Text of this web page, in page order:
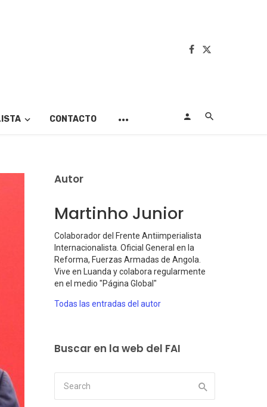
CONTACTO
Autor
Martinho Junior
Colaborador del Frente Antiimperialista
Internacionalista. Oficial General en la
Reforma, Fuerzas Armadas de Angola.
Vive en Luanda y colabora regularmente
en el medio "Página Global"
Todas las entradas del autor
Buscar en la web del FAI